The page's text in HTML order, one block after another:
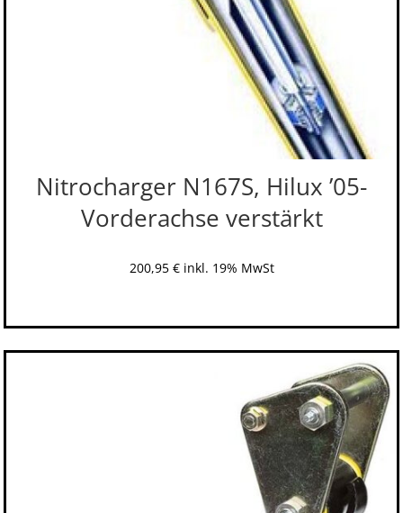
Nitrocharger N167S, Hilux ’05-
Vorderachse verstärkt
200,95 € inkl. 19% MwSt